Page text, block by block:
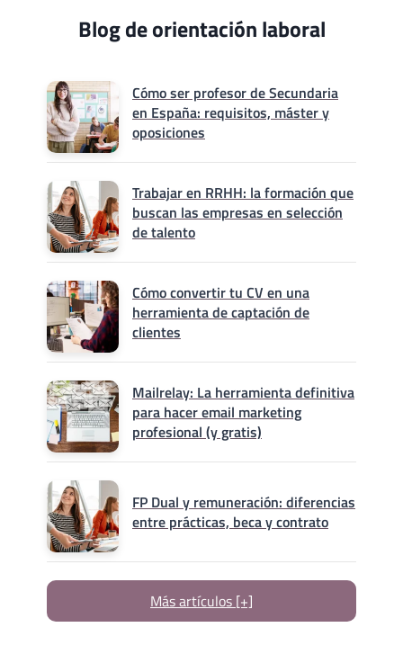
Blog de orientación laboral
Cómo ser profesor de Secundaria
en España: requisitos, máster y
oposiciones
Trabajar en RRHH: la formación que
buscan las empresas en selección
de talento
Cómo convertir tu CV en una
herramienta de captación de
clientes
Mailrelay: La herramienta definitiva
para hacer email marketing
profesional (y gratis)
FP Dual y remuneración: diferencias
entre prácticas, beca y contrato
Más artículos [+]